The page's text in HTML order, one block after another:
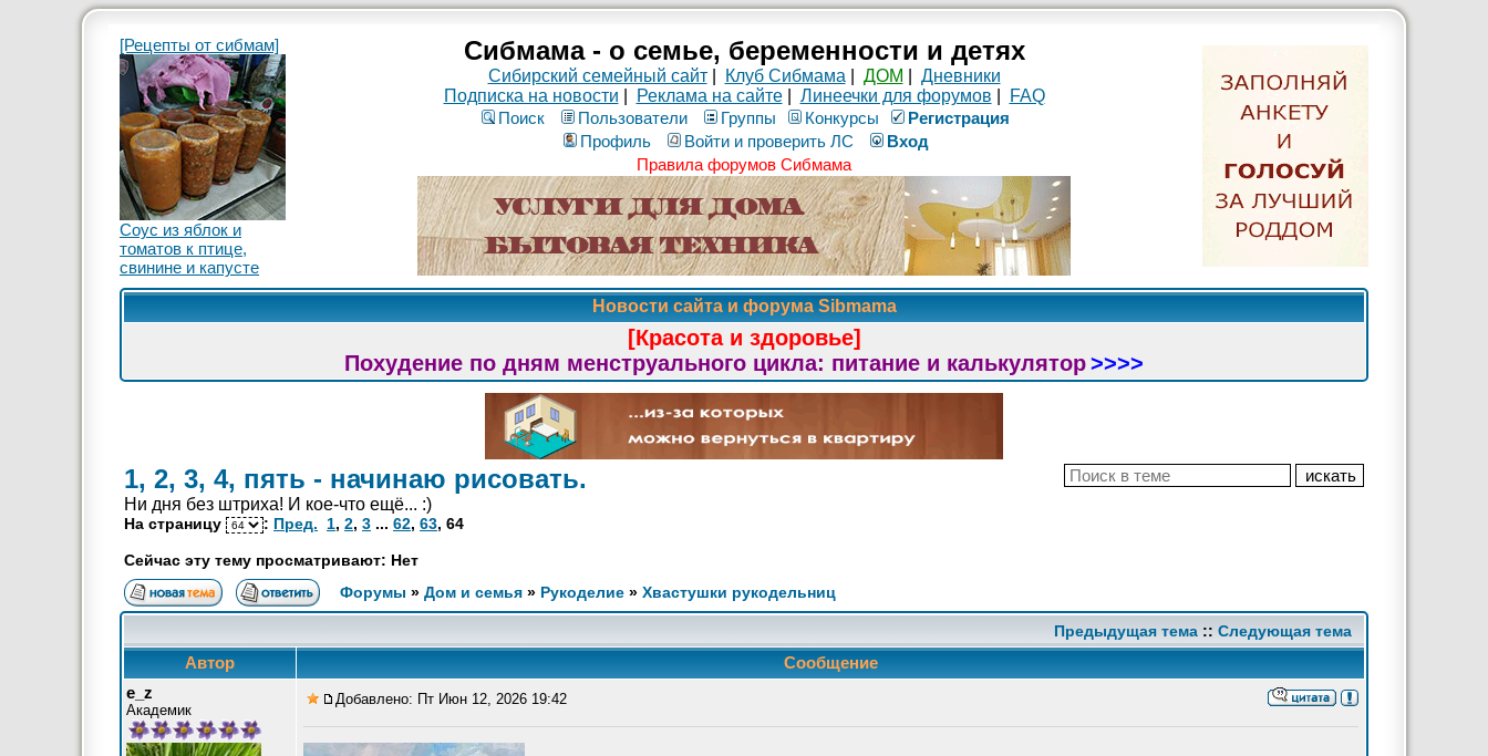
[Рецепты от сибмам]
Соус из яблок и
томатов к птице,
свинине и капусте
Сибмама - о семье, беременности и детях
Сибирский семейный сайт| Клуб Сибмама ДОМ
Дневники
Подписка на новости
Реклама на сайте| Линеечки для форумов
FAQ
Поиск
Пользователи Группы Конкурсы
Рeгиcтpaция
Профиль
Войти и проверить ЛС
Вход
Правила форумов Сибмама
Новости сайта и форума Sibmama
[Красота и здоровье]
Похудение по дням менструального цикла: питание и калькулятор>>>>
1, 2, 3, 4, пять - начинаю рисовать.
Ни дня без штриха! И кое-что ещё... :)
На страницу : Пред. 1, 2, 3 ... 62, 63, 64
Сейчас эту тему просматривают: Нет
Форумы » Дом и семья » Рукоделие » Хвастушки рукодельниц
Предыдущая тема :: Следующая тема
Автор
Сообщение
e_z
Академик
Добавлено: Пт Июн 12, 2026 19:42